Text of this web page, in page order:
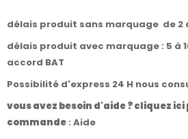
délais produit sans marquage de 2
délais produit avec marquage : 5 à
accord BAT
Possibilité d'express 24 H nous
vous avez besoin d'aide ? cliquez
commande : Aide